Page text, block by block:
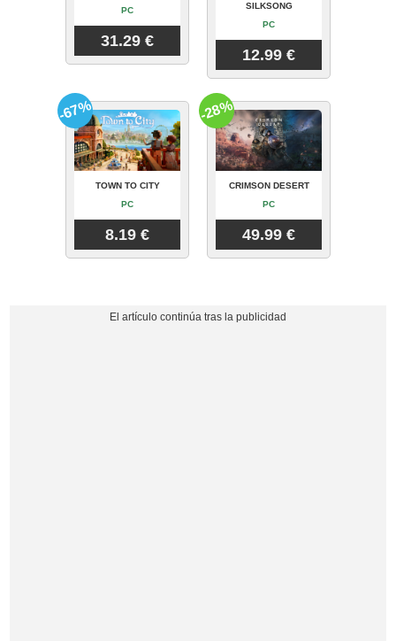
PC
31.29 €
SILKSONG
PC
12.99 €
TOWN TO CITY
PC
8.19 €
-67%
CRIMSON DESERT
PC
49.99 €
-28%